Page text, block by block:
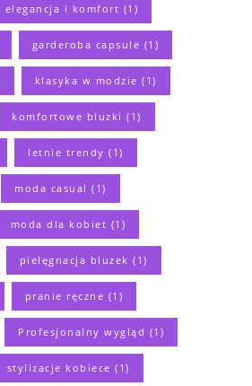
elegancja i komfort (1)
garderoba capsule (1)
klasyka w modzie (1)
komfortowe bluzki (1)
letnie trendy (1)
moda casual (1)
moda dla kobiet (1)
pielęgnacja bluzek (1)
pranie ręczne (1)
Profesjonalny wygląd (1)
stylizacje kobiece (1)